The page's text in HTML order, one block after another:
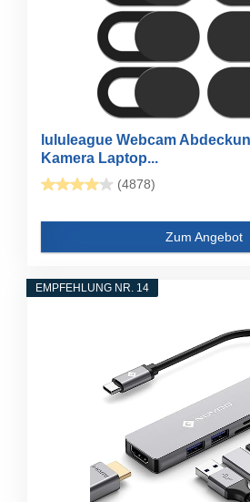
lululeague Webcam
Kamera Laptop...
(4878)
Zum Angebot
EMPFEHLUNG NR. 14